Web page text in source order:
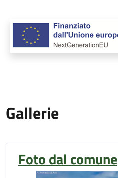
Gallerie
Foto dal comune